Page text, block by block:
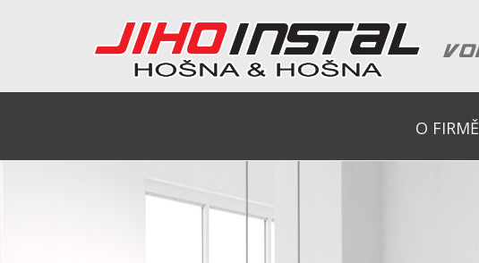
O FIRMĚ